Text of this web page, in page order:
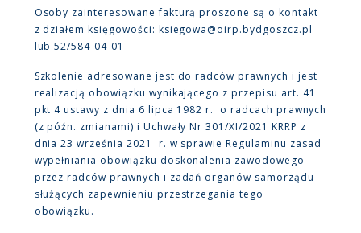
Osoby zainteresowane fakturą proszone są o kontakt
z działem księgowości: ksiegowa@oirp.bydgoszcz.pl
lub 52/584-04-01
Szkolenie adresowane jest do radców prawnych i jest
realizacją obowiązku wynikającego z przepisu art. 41
pkt 4 ustawy z dnia 6 lipca 1982 r. o radcach prawnych
(z późn. zmianami) i Uchwały Nr 301/XI/2021 KRRP z
dnia 23 września 2021 r. w sprawie Regulaminu zasad
wypełniania obowiązku doskonalenia zawodowego
przez radców prawnych i zadań organów samorządu
służących zapewnieniu przestrzegania tego
obowiązku.